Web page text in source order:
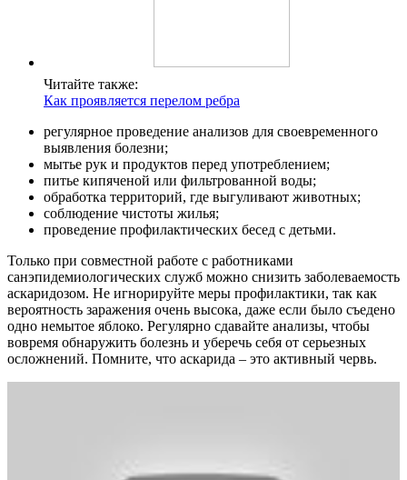
Читайте также:
Как проявляется перелом ребра
регулярное проведение анализов для своевременного
выявления болезни;
мытье рук и продуктов перед употреблением;
питье кипяченой или фильтрованной воды;
обработка территорий, где выгуливают животных;
соблюдение чистоты жилья;
проведение профилактических бесед с детьми.
Только при совместной работе с работниками
санэпидемиологических служб можно снизить заболеваемость
аскаридозом. Не игнорируйте меры профилактики, так как
вероятность заражения очень высока, даже если было съедено
одно немытое яблоко. Регулярно сдавайте анализы, чтобы
вовремя обнаружить болезнь и уберечь себя от серьезных
осложнений. Помните, что аскарида – это активный червь.